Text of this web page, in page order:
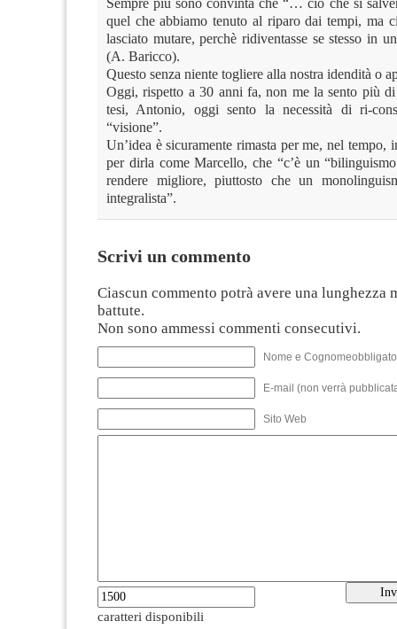
Sempre più sono convinta che “… ciò che si
quel che abbiamo tenuto al riparo dai tempi, ma
lasciato mutare, perchè ridiventasse se stesso in
(A. Baricco).
Questo senza niente togliere alla nostra idendità o
Oggi, rispetto a 30 anni fa, non me la sento più di
tesi, Antonio, oggi sento la necessità di ri-
“visione”.
Un’idea è sicuramente rimasta per me, nel tempo,
per dirla come Marcello, che “c’è un
rendere migliore, piuttosto che un
integralista”.
Scrivi un commento
Ciascun commento potrà avere una lunghezza
battute.
Non sono ammessi commenti consecutivi.
Nome e
E-mail (non verrà
Sito Web
caratteri disponibili